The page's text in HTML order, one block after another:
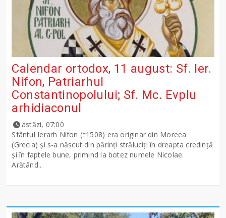
Calendar ortodox, 11 august: Sf. Ier.
Nifon, Patriarhul
Constantinopolului; Sf. Mc. Evplu
arhidiaconul
astăzi, 07:00
Sfântul Ierarh Nifon (†1508) era originar din Moreea
(Grecia) şi s-a născut din părinţi străluciţi în dreapta credinţă
şi în faptele bune, primind la botez numele Nicolae.
Arătând...